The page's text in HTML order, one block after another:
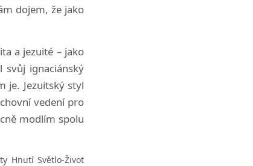
dojem, že jako
a jezuité – jako
svůj ignaciánský
je. Jezuitský styl
vedení pro
modlím spolu
Hnutí Světlo-Život